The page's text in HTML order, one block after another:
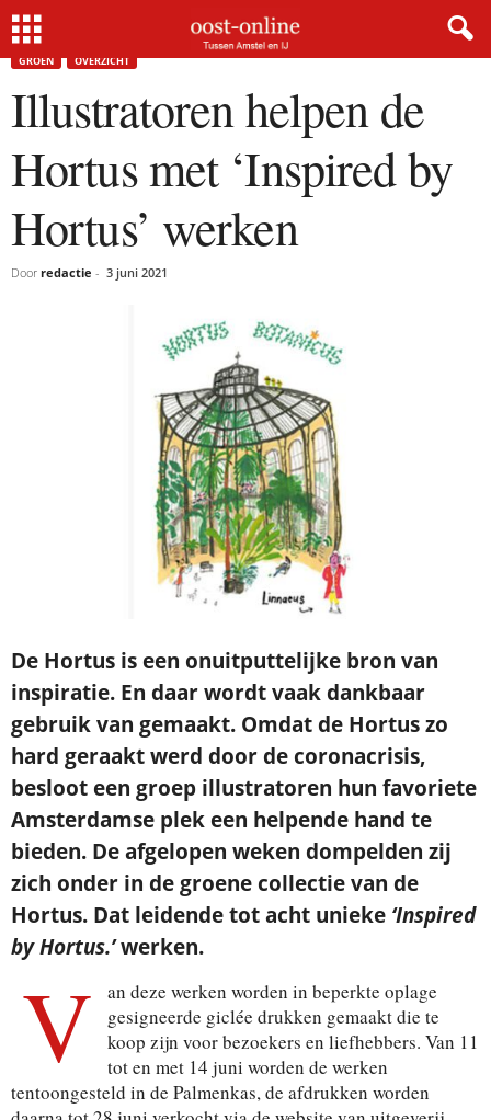
Home Illustratoren helpen de Hortus met ‘Inspired by Hortus’ werken
GROEN OVERZICHT
Illustratoren helpen de
Hortus met ‘Inspired by
Hortus’ werken
Door redactie - 3 juni 2021
De Hortus is een onuitputtelijke bron van
inspiratie. En daar wordt vaak dankbaar
gebruik van gemaakt. Omdat de Hortus zo
hard geraakt werd door de coronacrisis,
besloot een groep illustratoren hun favoriete
Amsterdamse plek een helpende hand te
bieden. De afgelopen weken dompelden zij
zich onder in de groene collectie van de
Hortus. Dat leidende tot acht unieke ‘Inspired
by Hortus.’werken.
V
an deze werken worden in beperkte oplage
gesigneerde giclée drukken gemaakt die te
koop zijn voor bezoekers en liefhebbers. Van 11
tot en met 14 juni worden de werken
tentoongesteld in de Palmenkas, de afdrukken worden